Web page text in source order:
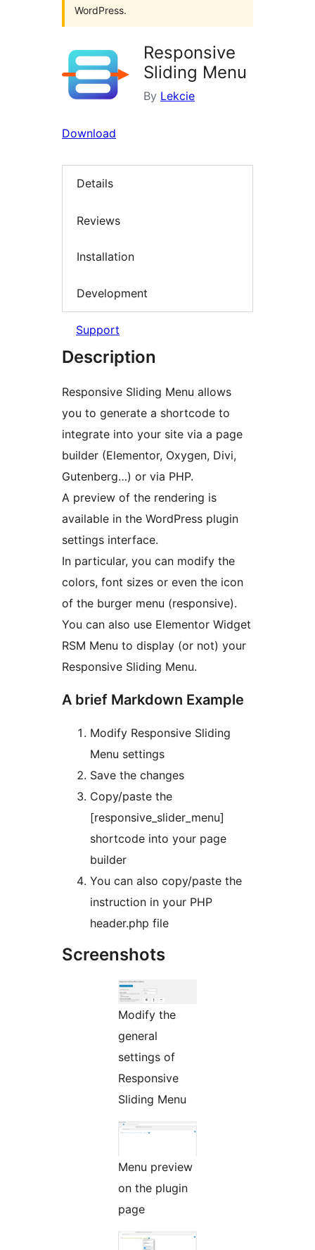
WordPress.
Responsive
Sliding Menu
By Lekcie
Download
Details
Reviews
Installation
Development
Support
Description
Responsive Sliding Menu allows
you to generate a shortcode to
integrate into your site via a page
builder (Elementor, Oxygen, Divi,
Gutenberg…) or via PHP.
A preview of the rendering is
available in the WordPress plugin
settings interface.
In particular, you can modify the
colors, font sizes or even the icon
of the burger menu (responsive).
You can also use Elementor Widget
RSM Menu to display (or not) your
Responsive Sliding Menu.
A brief Markdown Example
Modify Responsive Sliding
Menu settings
Save the changes
Copy/paste the
[responsive_slider_menu]
shortcode into your page
builder
You can also copy/paste the
instruction in your PHP
header.php file
Screenshots
Modify the
general
settings of
Responsive
Sliding Menu
Menu preview
on the plugin
page